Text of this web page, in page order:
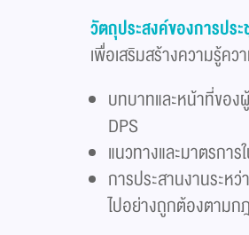
วัตถุประสงค์ของการปร
เพื่อเสริมสร้างความรู้คว
บทบาทและหน้าที่ขอ
DPS
แนวทางและมาตรกา
การประสานงานระห
ไปอย่างถูกต้องตามก